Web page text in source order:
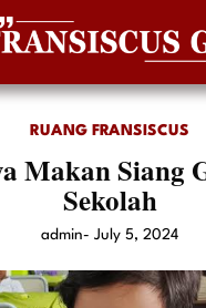
RUANG FRANSISCUS
Makan Siang
Sekolah
admin- July 5, 2024